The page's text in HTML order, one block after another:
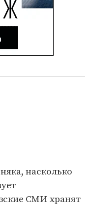
насколько
СМИ хранят